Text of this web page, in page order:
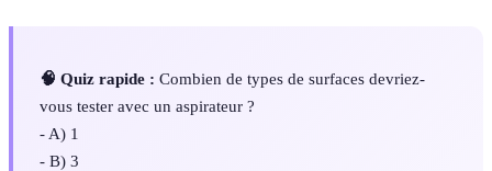
🧠 Quiz rapide : Combien de types de surfaces devriez-
vous tester avec un aspirateur ?
- A) 1
- B) 3